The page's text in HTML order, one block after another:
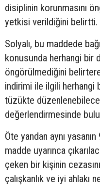
disiplinin korunmasını
yetkisi verildiğini belirtti.
Solyalı, bu maddede
konusunda herhangi bir
öngörülmediğini
indirimi ile ilgili herhangi
tüzükte
değerlendirmesinde
Öte yandan aynı
madde uyarınca
çeken bir kişinin
çalışkanlık ve iyi ahlakı